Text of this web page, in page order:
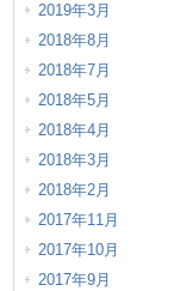
2019年3月
2018年8月
2018年7月
2018年5月
2018年4月
2018年3月
2018年2月
2017年11月
2017年10月
2017年9月